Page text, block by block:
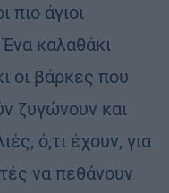
πιο άγιοι
καλαθάκι
οι βάρκες που
ζυγώνουν και
ό,τι έχουν, για
να πεθάνουν